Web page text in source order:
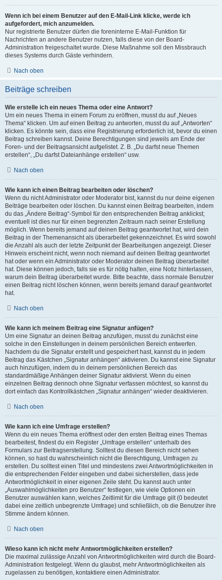
Wenn ich bei einem Benutzer auf den E-Mail-Link klicke, werde ich
aufgefordert, mich anzumelden.
Nur registrierte Benutzer dürfen die foreninterne E-Mail-Funktion für
Nachrichten an andere Benutzer nutzen, falls diese von der Board-
Administration freigeschaltet wurde. Diese Maßnahme soll den Missbrauch
dieses Systems durch Gäste verhindern.
Nach oben
Beiträge schreiben
Wie erstelle ich ein neues Thema oder eine Antwort?
Um ein neues Thema in einem Forum zu eröffnen, musst du auf „Neues
Thema“ klicken. Um auf einen Beitrag zu antworten, musst du auf „Antworten“
klicken. Es könnte sein, dass eine Registrierung erforderlich ist, bevor du einen
Beitrag schreiben kannst. Deine Berechtigungen sind jeweils am Ende der
Foren- und der Beitragsansicht aufgelistet. Z. B. „Du darfst neue Themen
erstellen“, „Du darfst Dateianhänge erstellen“ usw.
Nach oben
Wie kann ich einen Beitrag bearbeiten oder löschen?
Wenn du nicht Administrator oder Moderator bist, kannst du nur deine eigenen
Beiträge bearbeiten oder löschen. Du kannst einen Beitrag bearbeiten, indem
du das „Ändere Beitrag“-Symbol für den entsprechenden Beitrag anklickst;
eventuell ist dies nur für einen begrenzten Zeitraum nach seiner Erstellung
möglich. Wenn bereits jemand auf deinen Beitrag geantwortet hat, wird dein
Beitrag in der Themenansicht als überarbeitet gekennzeichnet. Es wird sowohl
die Anzahl als auch der letzte Zeitpunkt der Bearbeitungen angezeigt. Dieser
Hinweis erscheint nicht, wenn noch niemand auf deinen Beitrag geantwortet
hat oder wenn ein Administrator oder Moderator deinen Beitrag überarbeitet
hat. Diese können jedoch, falls sie es für nötig halten, eine Notiz hinterlassen,
warum dein Beitrag überarbeitet wurde. Bitte beachte, dass normale Benutzer
einen Beitrag nicht löschen können, wenn bereits jemand darauf geantwortet
hat.
Nach oben
Wie kann ich meinem Beitrag eine Signatur anfügen?
Um eine Signatur an deinen Beitrag anzufügen, musst du zunächst eine
solche in den Einstellungen in deinem persönlichen Bereich entwerfen.
Nachdem du die Signatur erstellt und gespeichert hast, kannst du in jedem
Beitrag das Kästchen „Signatur anhängen“ aktivieren. Du kannst eine Signatur
auch hinzufügen, indem du in deinem persönlichen Bereich das
standardmäßige Anhängen deiner Signatur aktivierst. Wenn du einen
einzelnen Beitrag dennoch ohne Signatur verfassen möchtest, so kannst du
dort einfach das Kontrollkästchen „Signatur anhängen“ wieder deaktivieren.
Nach oben
Wie kann ich eine Umfrage erstellen?
Wenn du ein neues Thema eröffnest oder den ersten Beitrag eines Themas
bearbeitest, findest du ein Register „Umfrage erstellen“ unterhalb des
Formulars zur Beitragserstellung. Solltest du diesen Bereich nicht sehen
können, so hast du wahrscheinlich nicht die Berechtigung, Umfragen zu
erstellen. Du solltest einen Titel und mindestens zwei Antwortmöglichkeiten in
die entsprechenden Felder eingeben und dabei sicherstellen, dass jede
Antwortmöglichkeit in einer eigenen Zeile steht. Du kannst auch unter
„Auswahlmöglichkeiten pro Benutzer“ festlegen, wie viele Optionen ein
Benutzer auswählen kann, welches Zeitlimit für die Umfrage gilt (0 bedeutet
dabei eine zeitlich unbegrenzte Umfrage) und schließlich, ob die Benutzer ihre
Stimme ändern können.
Nach oben
Wieso kann ich nicht mehr Antwortmöglichkeiten erstellen?
Die maximal zulässige Anzahl von Antwortmöglichkeiten wird durch die Board-
Administration festgelegt. Wenn du glaubst, mehr Antwortmöglichkeiten als
zugelassen zu benötigen, kontaktiere einen Administrator.